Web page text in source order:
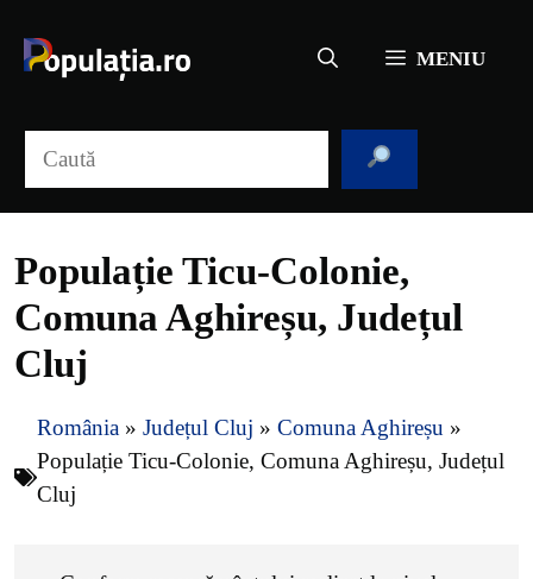
conținut
MENIU
Populație Ticu-Colonie,
Comuna Aghireșu, Județul
Cluj
România » Județul Cluj » Comuna Aghireșu »
Populație Ticu-Colonie, Comuna Aghireșu, Județul
Cluj